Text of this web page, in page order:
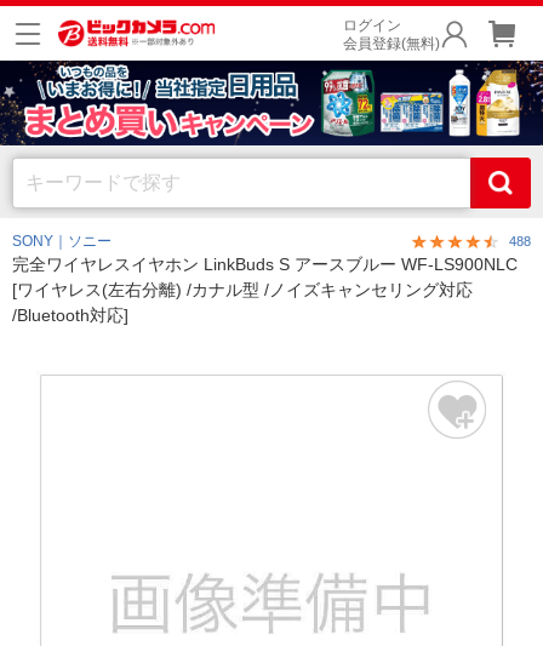
ログイン
会員登録(無料)
SONY｜ソニー 488
完全ワイヤレスイヤホン LinkBuds S アースブルー WF-LS900NLC
[ワイヤレス(左右分離) /カナル型 /ノイズキャンセリング対応
/Bluetooth対応]